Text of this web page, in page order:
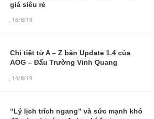
giá siêu rẻ
, 16/8/19
Chi tiết từ A – Z bản Update 1.4 của
AOG – Đấu Trường Vinh Quang
14/8/19
“Lý lịch trích ngang” và sức mạnh khó